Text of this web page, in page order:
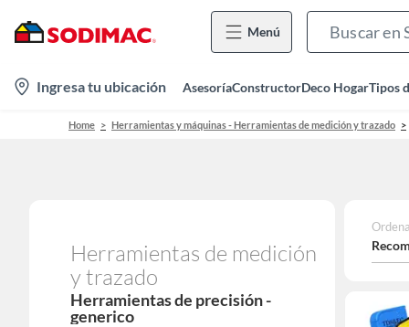
Menú
location-
icon
Ingresa tu ubicación AsesoríaConstructorDeco HogarTipos
Home Herramientas y máquinas - Herramientas de medición y trazado
Herramientas de medición
y trazado
Herramientas de precisión -
generico